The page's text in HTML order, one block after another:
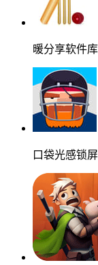
暖分享软件
口袋光感锁